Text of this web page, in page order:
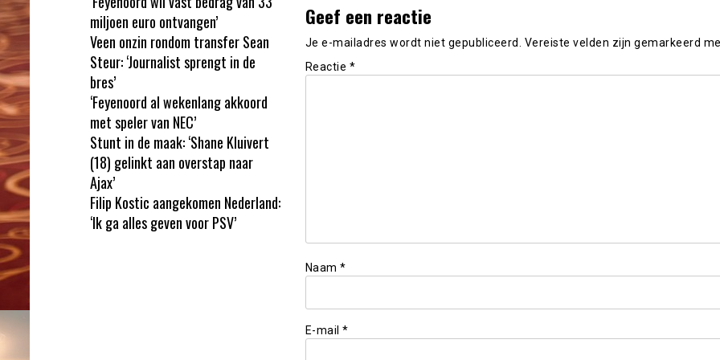
Geef een reactie
Je e-mailadres wordt niet gepubliceerd.
Vereiste velden zijn gemarkeerd
Reactie *
Naam *
E-mail *
miljoen euro ontvangen’
Veen onzin rondom transfer Sean
Steur: ‘Journalist sprengt in de
bres’
‘Feyenoord al wekenlang akkoord
met speler van NEC’
Stunt in de maak: ‘Shane Kluivert
(18) gelinkt aan overstap naar
Ajax’
Filip Kostic aangekomen Nederland:
‘Ik ga alles geven voor PSV’